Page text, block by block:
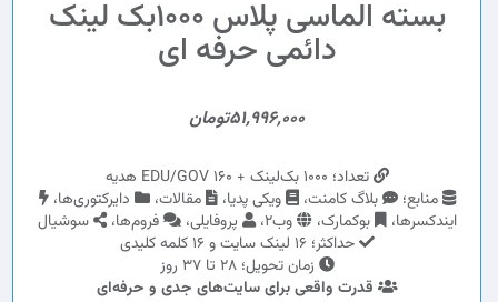
بسته الماسی پلاس 1000بک لینک
دائمی حرفه ای
51,996,000تومان
تعداد؛ 1000 بک‌لینک + 160 EDU/GOV هدیه
منابع؛
بلاگ کامنت، ویکی پدیا، مقالات،
دایرکتوری‌ها،
ایندکسرها،
بوکمارک، وب2، پروفایلی، فروم‌ها،
سوشیال
حداکثر؛ 16 لینک سایت و 16 کلمه کلیدی
زمان تحویل؛ 28 تا 37 روز
قدرت واقعی برای سایت‌های جدی و حرفه‌ای